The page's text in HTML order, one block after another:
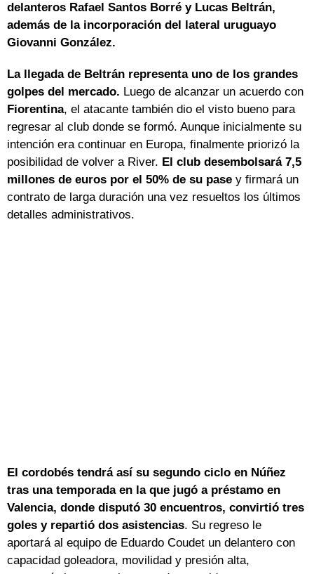
delanteros Rafael Santos Borré y Lucas Beltrán,
además de la incorporación del lateral uruguayo
Giovanni González.
La llegada de Beltrán representa uno de los grandes
golpes del mercado. Luego de alcanzar un acuerdo con
Fiorentina, el atacante también dio el visto bueno para
regresar al club donde se formó. Aunque inicialmente su
intención era continuar en Europa, finalmente priorizó la
posibilidad de volver a River. El club desembolsará 7,5
millones de euros por el 50% de su pase y firmará un
contrato de larga duración una vez resueltos los últimos
detalles administrativos.
El cordobés tendrá así su segundo ciclo en Núñez
tras una temporada en la que jugó a préstamo en
Valencia, donde disputó 30 encuentros, convirtió tres
goles y repartió dos asistencias. Su regreso le
aportará al equipo de Eduardo Coudet un delantero con
capacidad goleadora, movilidad y presión alta,